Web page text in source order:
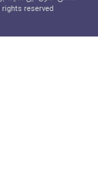
rights reserved